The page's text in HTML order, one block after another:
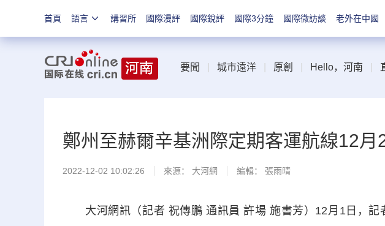
首頁 語言 講習所 國際漫評 國際銳評 國際3分鐘 國際微訪談 老外在中國
要聞 城市遠洋 原創 Hello，河南
鄭州至赫爾辛基洲際定期客運航線12月
2022-12-02 10:02:26 來源： 大河網 編輯： 張雨晴
大河網訊（記者 祝傳鵬 通訊員 許場 施書芳）12月1日，記